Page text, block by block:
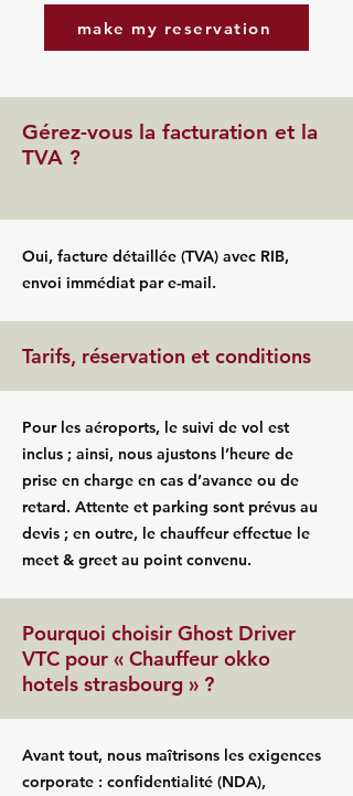
make my reservation
Gérez-vous la facturation et la
TVA ?
Oui, facture détaillée (TVA) avec RIB,
envoi immédiat par e-mail.
Tarifs, réservation et conditions
Pour les aéroports, le suivi de vol est
inclus ; ainsi, nous ajustons l’heure de
prise en charge en cas d’avance ou de
retard. Attente et parking sont prévus au
devis ; en outre, le chauffeur effectue le
meet & greet au point convenu.
Pourquoi choisir Ghost Driver
VTC pour « Chauffeur okko
hotels strasbourg » ?
Avant tout, nous maîtrisons les exigences
corporate : confidentialité (NDA),